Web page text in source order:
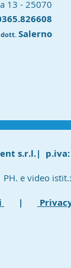
13 - 25070
dott. Salerno
s.r.l.| p.iva:
PH. e video
|